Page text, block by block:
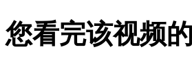
广西媒婆赛 男媒婆现场说合中外
您看完该视频